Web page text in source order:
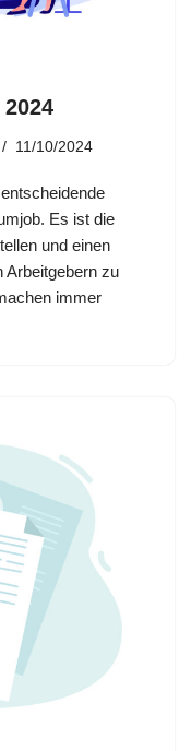
11/10/2024
Es ist die
und einen
Arbeitgebern zu
immer